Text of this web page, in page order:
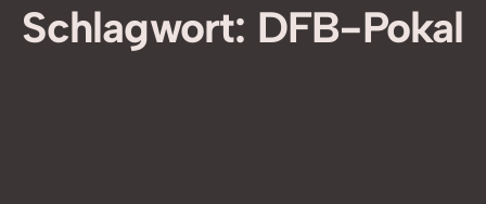
Schlagwort: DFB-Pokal